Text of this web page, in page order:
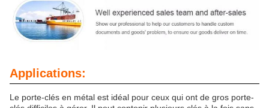
Applications:
Le porte-clés en métal est idéal pour ceux qui ont de gros porte-